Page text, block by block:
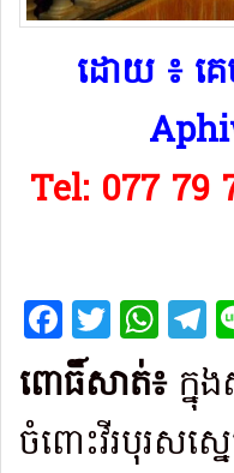
ដោយ ៖ គេ
Tel: 077 79
Facebook
ពោធិ៍សាត់៖ ក្នុ
ចំពោះវីរបុរសស្